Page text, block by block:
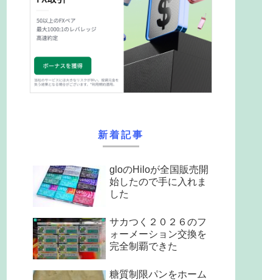
新着記事
gloのHiloが全国販売開
始したので手に入れま
した
サカつく２０２６のフ
ォーメーション交換を
完全制覇できた
糖質制限パンをホーム